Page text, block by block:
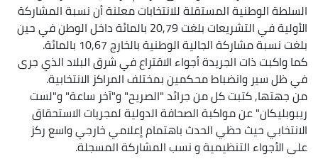
السلطة الوطنية المستقلة للانتخابات معلنة أن نسبة المشاركة
الأولية في التشريعات بلغت 20,79 بالمائة داخل الوطن في حين
بلغت نسبة مشاركة الجالية الوطنية بالخارج 10,67 بالمائة.
كما واكبت ذات الجريدة أجواء الاقتراع في شرق البلاد الذي جرى
في ظل سير وانضباط محكمين بمختلف المراكز الانتخابية.
من جهتها, كتبت كل من جرائد "الصريح" و"آخر ساعة" و"لست
ريبوبليكان" عن مواكبة الصحافة الدولية لمجريات الاستحقاق
الانتخابي حيث حظي الحدث باهتمام إعلامي خارجي واسع ركز
على الأجواء التنظيمية و نسب المشاركة المسجلة.